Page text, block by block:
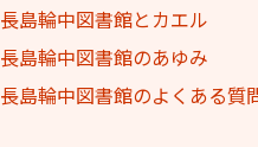
長島輪中図書館とカエル
長島輪中図書館のあゆみ
長島輪中図書館のよくある質